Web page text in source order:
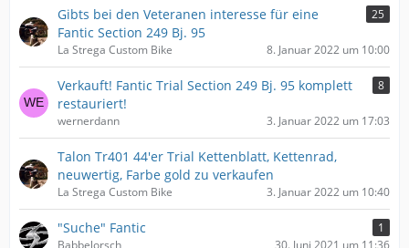
Gibts bei den Veteranen interesse für eine
Fantic Section 249 Bj. 95
25
La Strega Custom Bike 8. Januar 2022 um 10:00
Verkauft! Fantic Trial Section 249 Bj. 95 komplett
restauriert!
8
wernerdann 3. Januar 2022 um 17:03
Talon Tr401 44'er Trial Kettenblatt, Kettenrad,
neuwertig, Farbe gold zu verkaufen
La Strega Custom Bike 3. Januar 2022 um 10:40
"Suche" Fantic
1
Babbelorsch
30. Juni 2021 um 11:36